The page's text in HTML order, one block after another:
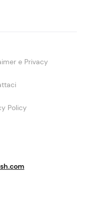
e Privacy
Policy